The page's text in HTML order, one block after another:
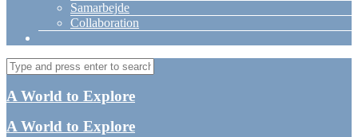
Samarbejde
Collaboration
A World to Explore
A World to Explore